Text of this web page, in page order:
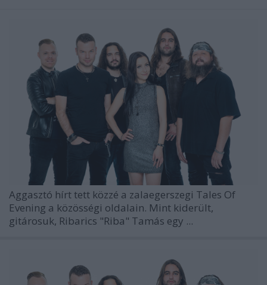
Aggasztó hírt tett közzé a zalaegerszegi Tales Of
Evening a közösségi oldalain. Mint kiderült,
gitárosuk, Ribarics "Riba" Tamás egy ...